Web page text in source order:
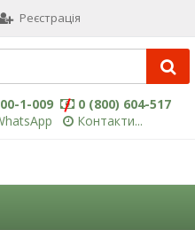
Реєстрація
1-009
0 (800) 604-517
Контакти...